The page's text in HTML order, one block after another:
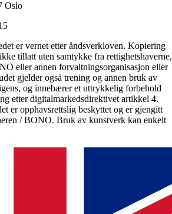
Oslo
er vernet etter åndsverkloven. Kopiering
tillatt uten samtykke fra rettighetshaverne,
eller annen forvaltningsorganisasjon eller
gjelder også trening og annen bruk av
og innebærer et uttrykkelig forbehold
etter digitalmarkedsdirektivet artikkel 4.
er opphavsrettslig beskyttet og er gjengitt
/ BONO. Bruk av kunstverk kan enkelt